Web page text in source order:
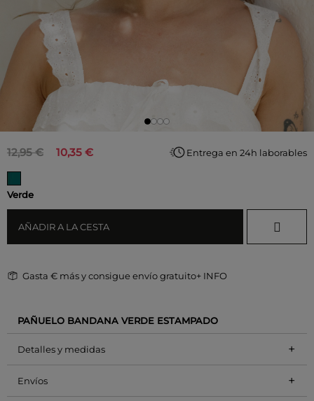
10,35 €
12,95 €
Verde
AÑADIR A LA CESTA
Entrega en 24h laborables
Gasta € más y consigue envío gratuito+ INFO
PAÑUELO BANDANA VERDE ESTAMPADO
Detalles y medidas +
Envíos +